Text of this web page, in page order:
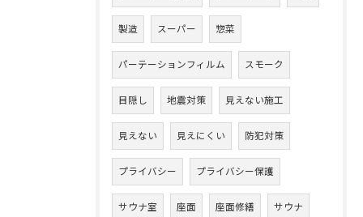
製造 スーパー 惣菜
パーテーションフィルム スモーク
目隠し 地震対策 見えない施工
見えない 見えにくい 防犯対策
プライバシー プライバシー保護
サウナ室 座面 座面修繕 サウナ